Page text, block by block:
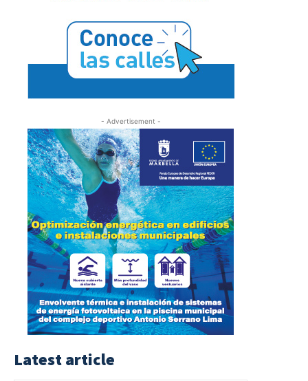
- Advertisement -
Latest article